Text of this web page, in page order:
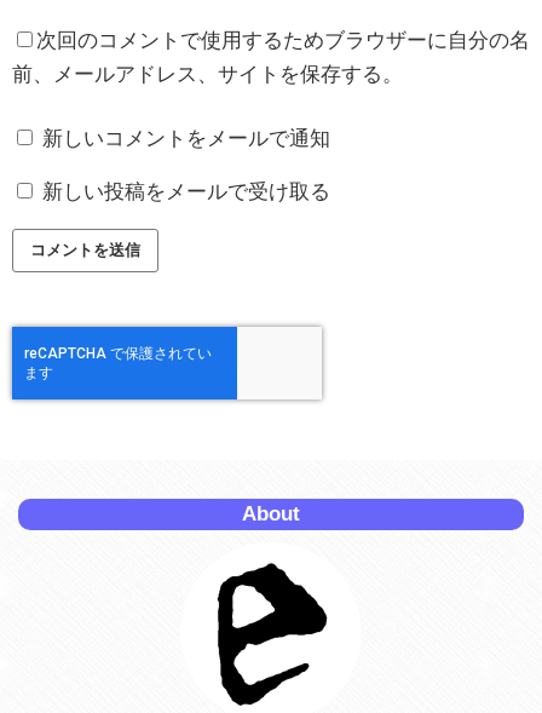
次回のコメントで使用するためブラウザーに自分の名
前、メールアドレス、サイトを保存する。
新しいコメントをメールで通知
新しい投稿をメールで受け取る
About